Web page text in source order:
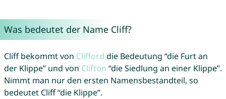
Was bedeutet der Name Cliff?
Cliff bekommt von Clifford die Bedeutung “die Furt an
der Klippe” und von Clifton “die Siedlung an einer Klippe”.
Nimmt man nur den ersten Namensbestandteil, so
bedeutet Cliff “die Klippe”.